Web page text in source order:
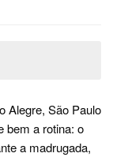
Alegre, São Paulo
bem a rotina: o
a madrugada,